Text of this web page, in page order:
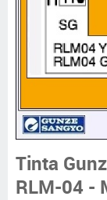
Tinta
RLM-04 -